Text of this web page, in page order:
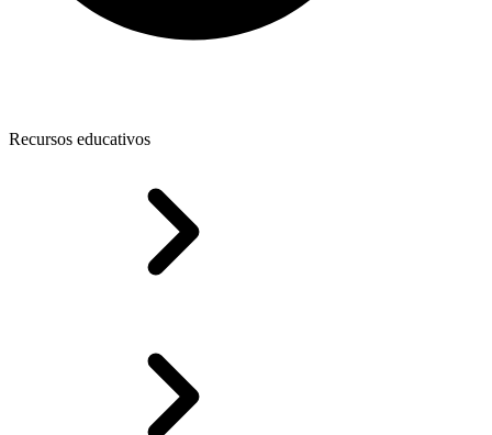
Recursos educativos